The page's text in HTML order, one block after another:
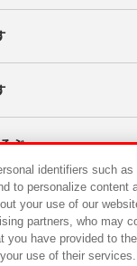
ぶ
ーン
identifiers such
to personalize content
your use of our
partners, who may
you have provided to
use of their